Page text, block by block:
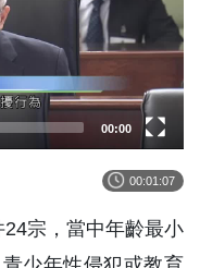
00:00
00:01:07
宗，當中年齡最小